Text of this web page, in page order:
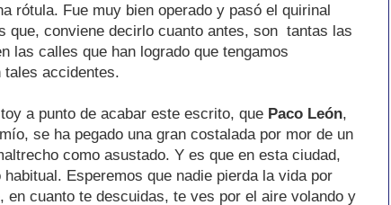
rótula. Fue muy bien operado y pasó el quirinal
que, conviene decirlo cuanto antes, son tantas las
las calles que han logrado que tengamos
tales accidentes.
a punto de acabar este escrito, que Paco León,
se ha pegado una gran costalada por mor de un
como asustado. Y es que en esta ciudad,
Esperemos que nadie pierda la vida por
en cuanto te descuidas, te ves por el aire volando y